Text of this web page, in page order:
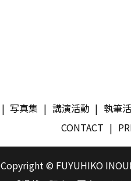
写真集 講演活動 執筆
CONTACT
Copyright © FUYUHIKO